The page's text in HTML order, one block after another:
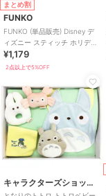
まとめ割
FUNKO
FUNKO (単品販売) Disney デ
ィズニー スティッチ ホリデー
ピンバッジ
¥1,179
2点以上で5%OFF
キャラクターズショップ ラフラフ